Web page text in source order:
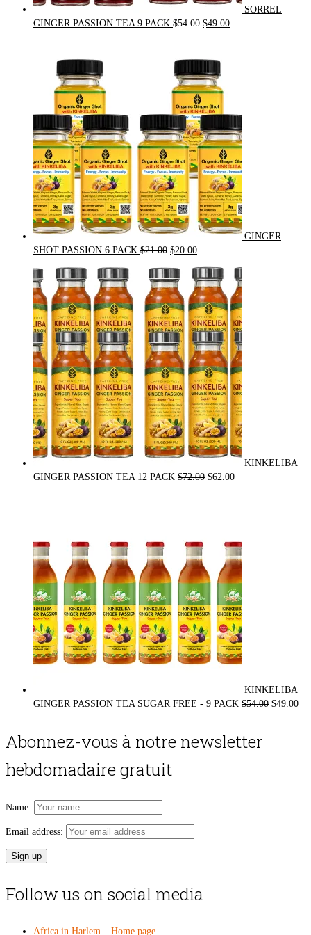
SORREL
GINGER PASSION TEA 9 PACK $54.00 Original
$54.00.
$49.00Current
GINGER
SHOT PASSION 6 PACK $21.00 Original
was:
$21.00.
$20.00Current
is:
$20.00.
KINKELIBA
GINGER PASSION TEA 12 PACK $72.00 Original
$62.00Current
KINKELIBA
GINGER PASSION TEA SUGAR FREE - 9 PACK $54.00 Original
$49.00
Abonnez-vous à notre newsletter
hebdomadaire gratuit
Name:
Email address:
Follow us on social media
Africa in Harlem – Home page